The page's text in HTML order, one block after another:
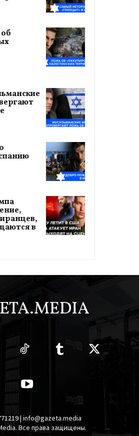
в
| info@gazeta.media
Все права защищены.